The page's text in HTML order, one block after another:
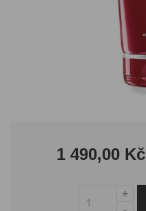
1 490,00 Kč